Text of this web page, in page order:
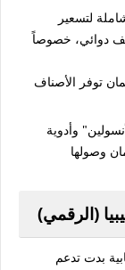
لتسعير
دوائي، خصوصاً
توفر الأصناف
وأدوية
وصولها
بدت تدعم